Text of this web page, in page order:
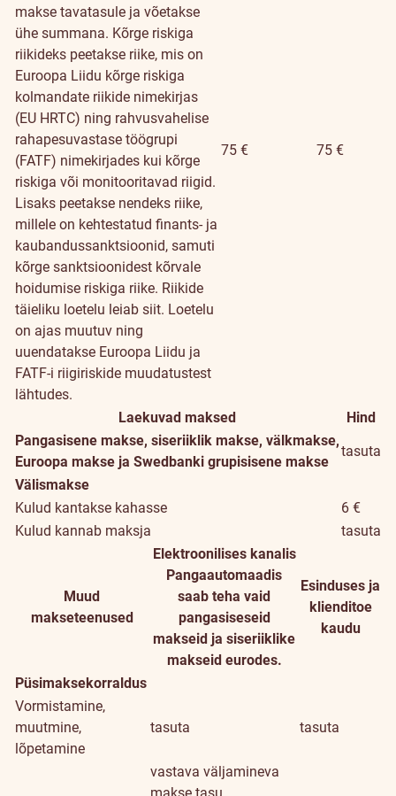
makse tavatasule ja võetakse
ühe summana. Kõrge riskiga
riikideks peetakse riike, mis on
Euroopa Liidu kõrge riskiga
kolmandate riikide nimekirjas
(EU HRTC) ning rahvusvahelise
rahapesuvastase töögrupi
(FATF) nimekirjades kui kõrge
riskiga või monitooritavad riigid.
Lisaks peetakse nendeks riike,
millele on kehtestatud finants- ja
kaubandussanktsioonid, samuti
kõrge sanktsioonidest kõrvale
hoidumise riskiga riike. Riikide
täieliku loetelu leiab siit. Loetelu
on ajas muutuv ning
uuendatakse Euroopa Liidu ja
FATF-i riigiriskide muudatustest
lähtudes.
75 € 75 €
Laekuvad maksed
Hind
Pangasisene makse, siseriiklik makse, välkmakse,
Euroopa makse ja Swedbanki grupisisene makse
tasuta
Välismakse
Kulud kantakse kahasse
6 €
Kulud kannab maksja
tasuta
Muud
makseteenused
Elektroonilises kanalis
Pangaautomaadis
saab teha vaid
pangasiseseid
makseid ja siseriiklike
makseid eurodes.
Esinduses ja
klienditoe
kaudu
Püsimaksekorraldus
Vormistamine,
muutmine,
lõpetamine
tasuta tasuta
vastava väljamineva